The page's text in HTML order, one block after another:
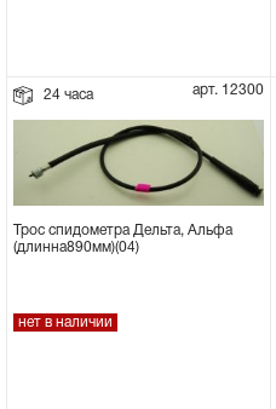
24 часа арт. 12300
Трос спидометра Дельта, Альфа
(длинна890мм)(04)
нет в наличии